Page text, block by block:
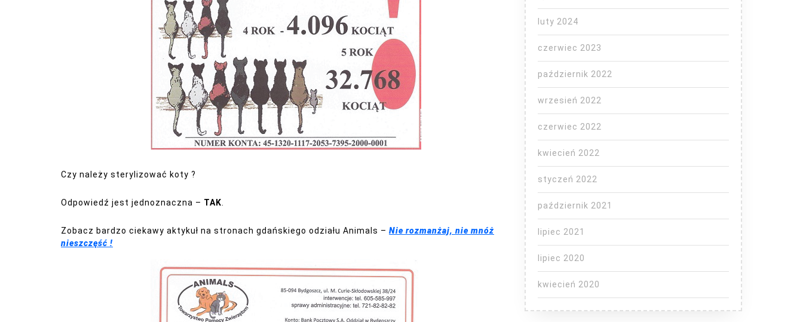
Czy należy sterylizować koty ?
Odpowiedź jest jednoznaczna – TAK
Zobacz bardzo ciekawy aktykuł na stronach gdańskiego odziału Animals – Nie rozmanżaj, nie mnóż
nieszczęść !
luty 2024
czerwiec 2023
październik 2022
wrzesień 2022
czerwiec 2022
kwiecień 2022
styczeń 2022
październik 2021
lipiec 2021
lipiec 2020
kwiecień 2020